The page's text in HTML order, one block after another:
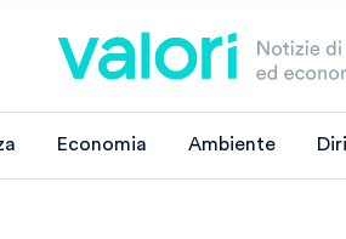
Economia Ambiente